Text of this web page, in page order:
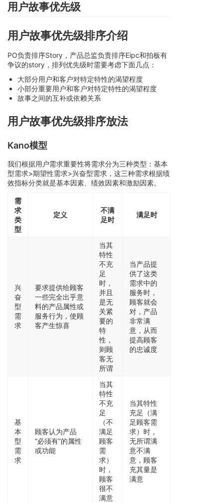
用户故事优先级
用户故事优先级排序介绍
PO负责排序Story，产品总监负责排序Eipc和拍板有
争议的story，排列优先级时需要考虑下面几点：
大部分用户和客户对特定特性的渴望程度
小部分重要用户和客户对特定特性的渴望程度
故事之间的互补或依赖关系
用户故事优先级排序放法
Kano模型
我们根据用户需求重要性将需求分为三种类型：基本
型需求>期望性需求>兴奋型需求，这三种需求根据绩
效指标分类就是基本因素、绩效因素和激励因素。
需
求
类
型
定义
不满
足时
满足时
兴
奋
型
需
求
要求提供给顾客
一些完全出乎意
料的产品属性或
服务行为，使顾
客产生惊喜
当其
特性
不充
足
时，
并且
是无
关紧
要的
特
性，
则顾
客无
所谓
当产品提
供了这类
需求中的
服务时，
顾客就会
对，产品
非常满
意，从而
提高顾客
的忠诚度
基
本
型
需
求
顾客认为产品
“必须有”的属性
或功能
当其
特性
不充
足
（不
满足
顾客
需
求）
时，
顾客
很不
满意
当其特性
充足（满
足顾客需
求）时，
无所谓满
意不满
意，顾客
充其量是
满意